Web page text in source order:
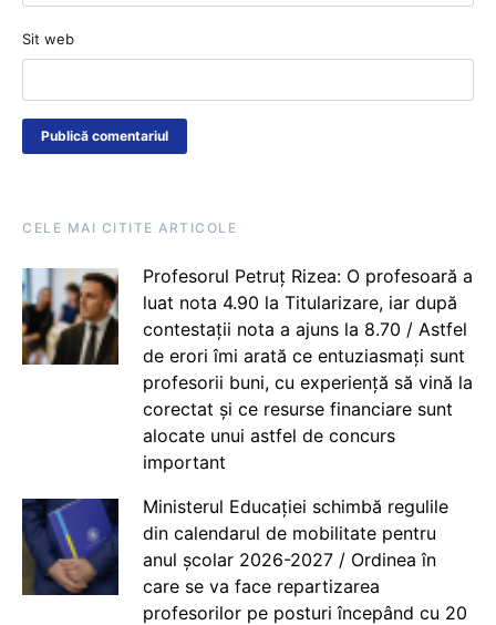
Sit web
CELE MAI CITITE ARTICOLE
Profesorul Petruț Rizea: O profesoară a
luat nota 4.90 la Titularizare, iar după
contestații nota a ajuns la 8.70 / Astfel
de erori îmi arată ce entuziasmați sunt
profesorii buni, cu experiență să vină la
corectat și ce resurse financiare sunt
alocate unui astfel de concurs
important
Ministerul Educației schimbă regulile
din calendarul de mobilitate pentru
anul școlar 2026-2027 / Ordinea în
care se va face repartizarea
profesorilor pe posturi începând cu 20